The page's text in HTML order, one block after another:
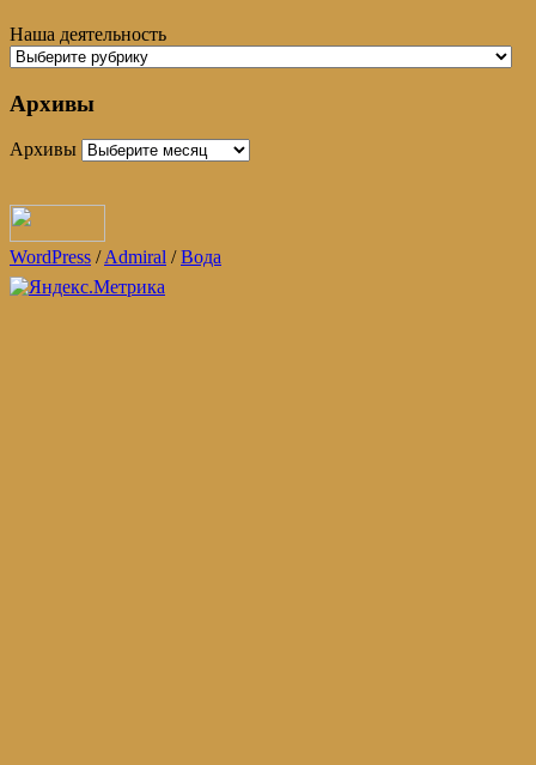
Наша деятельность
Архивы
Архивы
WordPress /Admiral /Вода